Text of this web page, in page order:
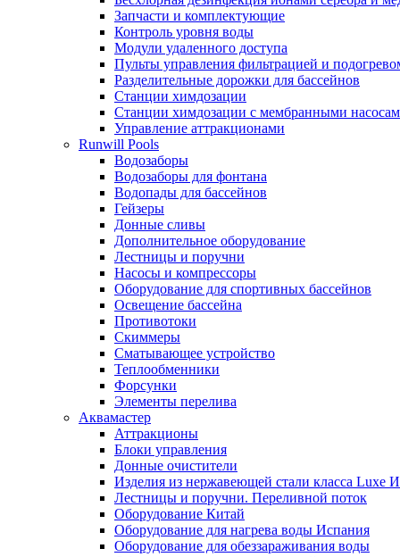
Запчасти и комплектующие
Контроль уровня воды
Модули удаленного доступа
Пульты управления фильтрацией и
Разделительные дорожки для бассейнов
Станции химдозации
Станции химдозации с мембранными
Управление аттракционами
Runwill Pools
Водозаборы
Водозаборы для фонтана
Водопады для бассейнов
Гейзеры
Донные сливы
Дополнительное оборудование
Лестницы и поручни
Насосы и компрессоры
Оборудование для спортивных бассейнов
Освещение бассейна
Противотоки
Скиммеры
Сматывающее устройство
Теплообменники
Форсунки
Элементы перелива
Аквамастер
Аттракционы
Блоки управления
Донные очистители
Изделия из нержавеющей стали класса Luxe
Лестницы и поручни. Переливной поток
Оборудование Китай
Оборудование для нагрева воды Испания
Оборудование для обеззараживания воды